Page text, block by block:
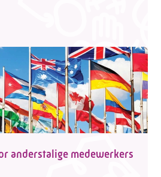
anderstalige medewerkers